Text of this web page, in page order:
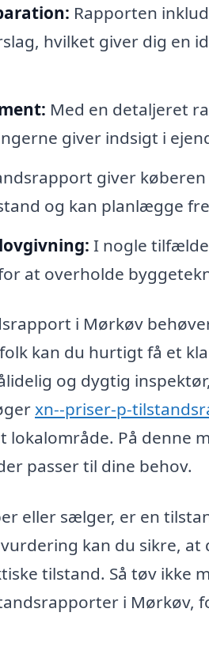
Rapporten
hvilket giver dig en
Med en detaljeret
giver indsigt i
giver
og kan planlægge
I nogle
at overholde
i Mørkøv
kan du hurtigt få et
og dygtig
xn--priser-p-
lokalområde. På denne
passer til dine behov.
eller sælger, er en
kan du sikre,
tilstand. Så tøv ikke
i Mørkøv,